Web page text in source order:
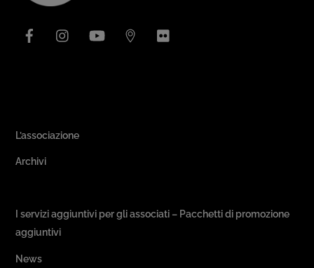
YouTube
L’associazione
Archivi
I servizi aggiuntivi per gli associati – Pacchetti di promozione
aggiuntivi
News